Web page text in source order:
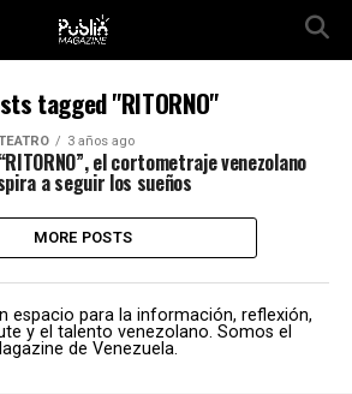
tagged "RITORNO"
3 años ago
el cortometraje venezolano
a seguir los sueños
MORE POSTS
espacio para la información, reflexión,
y el talento venezolano. Somos el
de Venezuela.